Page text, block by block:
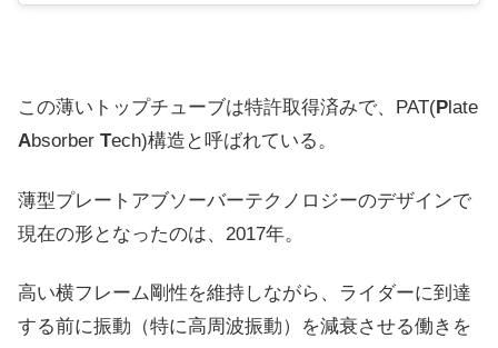
この薄いトップチューブは特許取得済みで、PAT(Plate
Absorber Tech)構造と呼ばれている。
薄型プレートアブソーバーテクノロジーのデザインで
現在の形となったのは、2017年。
高い横フレーム剛性を維持しながら、ライダーに到達
する前に振動（特に高周波振動）を減衰させる働きを